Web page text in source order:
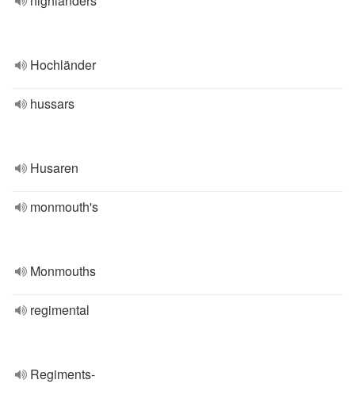
Hochländer
hussars
Husaren
monmouth's
Monmouths
regimental
Regiments-